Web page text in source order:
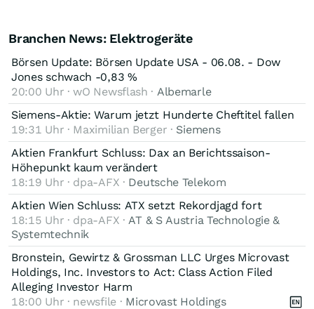
Branchen News: Elektrogeräte
Börsen Update: Börsen Update USA - 06.08. - Dow
Jones schwach -0,83 %
20:00 Uhr · wO Newsflash · Albemarle
Siemens-Aktie: Warum jetzt Hunderte Cheftitel fallen
19:31 Uhr · Maximilian Berger · Siemens
Aktien Frankfurt Schluss: Dax an Berichtssaison-
Höhepunkt kaum verändert
18:19 Uhr · dpa-AFX · Deutsche Telekom
Aktien Wien Schluss: ATX setzt Rekordjagd fort
18:15 Uhr · dpa-AFX · AT & S Austria Technologie &
Systemtechnik
Bronstein, Gewirtz & Grossman LLC Urges Microvast
Holdings, Inc. Investors to Act: Class Action Filed
Alleging Investor Harm
18:00 Uhr · newsfile · Microvast Holdings